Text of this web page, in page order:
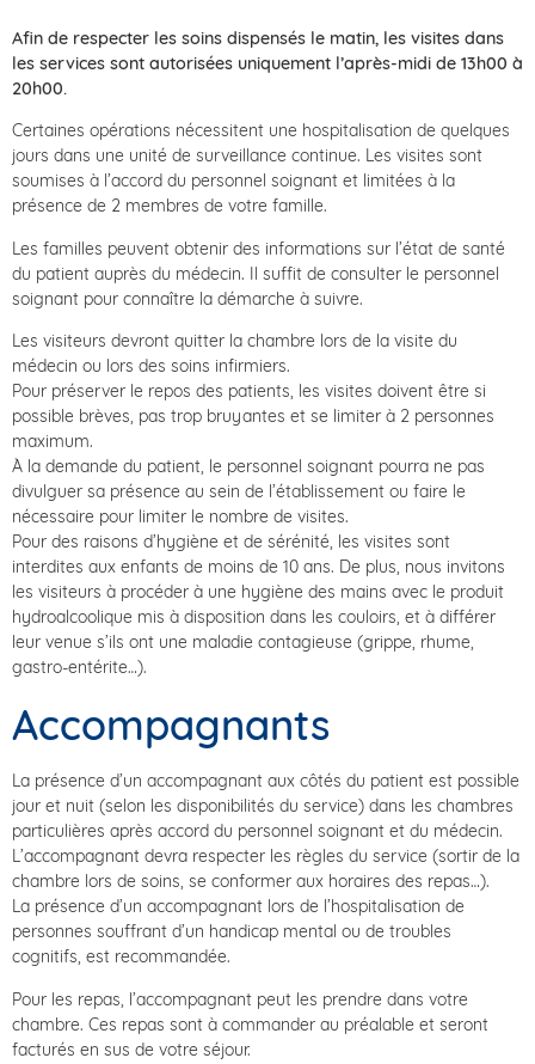
Afin de respecter les soins dispensés le matin, les visites dans
les services sont autorisées uniquement l’après-midi de 13h00 à
20h00.
Certaines opérations nécessitent une hospitalisation de quelques
jours dans une unité de surveillance continue. Les visites sont
soumises à l’accord du personnel soignant et limitées à la
présence de 2 membres de votre famille.
Les familles peuvent obtenir des informations sur l’état de santé
du patient auprès du médecin. Il suffit de consulter le personnel
soignant pour connaître la démarche à suivre.
Les visiteurs devront quitter la chambre lors de la visite du
médecin ou lors des soins infirmiers.
Pour préserver le repos des patients, les visites doivent être si
possible brèves, pas trop bruyantes et se limiter à 2 personnes
maximum.
À la demande du patient, le personnel soignant pourra ne pas
divulguer sa présence au sein de l’établissement ou faire le
nécessaire pour limiter le nombre de visites.
Pour des raisons d’hygiène et de sérénité, les visites sont
interdites aux enfants de moins de 10 ans. De plus, nous invitons
les visiteurs à procéder à une hygiène des mains avec le produit
hydroalcoolique mis à disposition dans les couloirs, et à différer
leur venue s’ils ont une maladie contagieuse (grippe, rhume,
gastro-entérite…).
Accompagnants
La présence d’un accompagnant aux côtés du patient est possible
jour et nuit (selon les disponibilités du service) dans les chambres
particulières après accord du personnel soignant et du médecin.
L’accompagnant devra respecter les règles du service (sortir de la
chambre lors de soins, se conformer aux horaires des repas…).
La présence d’un accompagnant lors de l’hospitalisation de
personnes souffrant d’un handicap mental ou de troubles
cognitifs, est recommandée.
Pour les repas, l’accompagnant peut les prendre dans votre
chambre. Ces repas sont à commander au préalable et seront
facturés en sus de votre séjour.